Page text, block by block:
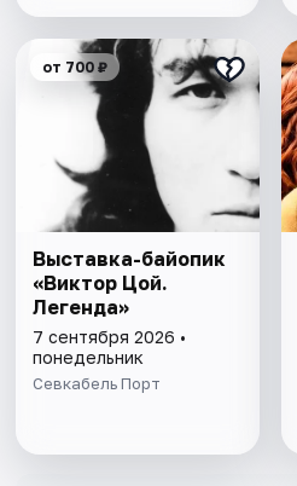
от 700 ₽
Выставка-байопик
«Виктор Цой.
Легенда»
7 сентября 2026 •
понедельник
Севкабель Порт